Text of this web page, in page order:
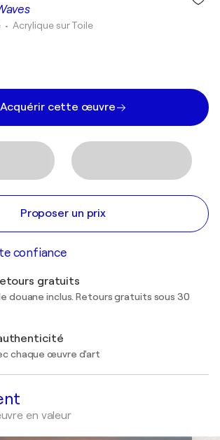
• Acrylique sur Toile
Acquérir cette œuvre
Proposer un prix
confiance
gratuits
douane inclus. Retours gratuits sous 30
chaque œuvre d'art
en valeur